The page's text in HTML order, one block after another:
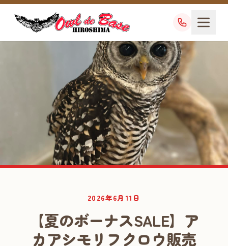
2026年6月11日
【夏のボーナスSALE】ア
カアシモリフクロウ販売